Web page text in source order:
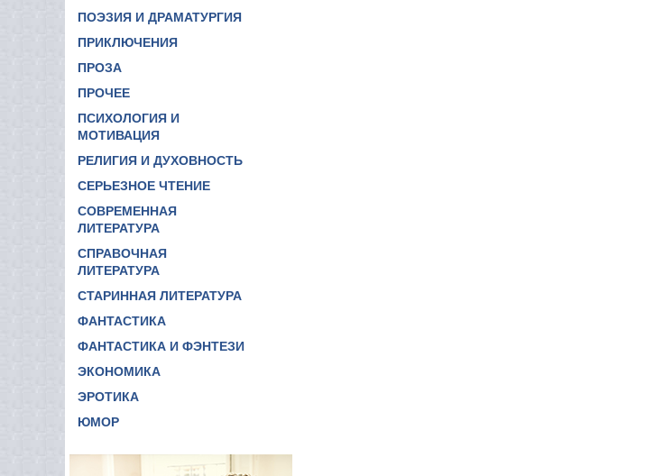
ПОЭЗИЯ И ДРАМАТУРГИЯ
ПРИКЛЮЧЕНИЯ
ПРОЗА
ПРОЧЕЕ
ПСИХОЛОГИЯ И
МОТИВАЦИЯ
РЕЛИГИЯ И ДУХОВНОСТЬ
СЕРЬЕЗНОЕ ЧТЕНИЕ
СОВРЕМЕННАЯ
ЛИТЕРАТУРА
СПРАВОЧНАЯ
ЛИТЕРАТУРА
СТАРИННАЯ ЛИТЕРАТУРА
ФАНТАСТИКА
ФАНТАСТИКА И ФЭНТЕЗИ
ЭКОНОМИКА
ЭРОТИКА
ЮМОР